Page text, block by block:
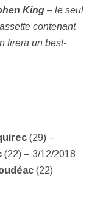
King – le seul
contenant
tirera un best-
(29) –
(22) – 3/12/2018
(22)